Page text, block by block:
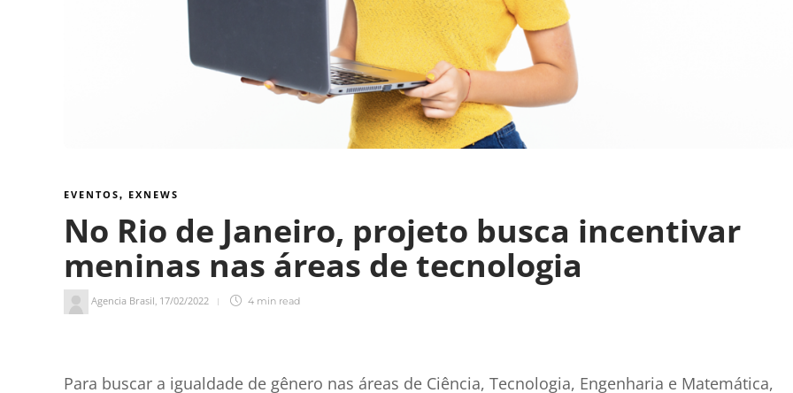
EVENTOS, EXNEWS
No Rio de Janeiro, projeto busca incentivar
meninas nas áreas de tecnologia
Agencia Brasil, 17/02/2022 4 min read
Para buscar a igualdade de gênero nas áreas de Ciência, Tecnologia, Engenharia e Matemática,